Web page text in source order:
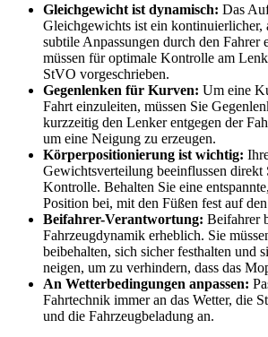
Gleichgewicht ist dynamisch: Das
Gleichgewichts ist ein kontinuierlicher,
subtile Anpassungen durch den Fahrer
müssen für optimale Kontrolle am
StVO vorgeschrieben.
Gegenlenken für Kurven: Um eine
Fahrt einzuleiten, müssen Sie
kurzzeitig den Lenker entgegen der
um eine Neigung zu erzeugen.
Körperpositionierung ist wichtig:
Gewichtsverteilung beeinflussen direkt
Kontrolle. Behalten Sie eine
Position bei, mit den Füßen fest auf
Beifahrer-Verantwortung: Beifahrer
Fahrzeugdynamik erheblich. Sie
beibehalten, sich sicher festhalten und
neigen, um zu verhindern, dass das
An Wetterbedingungen anpassen:
Fahrtechnik immer an das Wetter, die
und die Fahrzeugbeladung an.